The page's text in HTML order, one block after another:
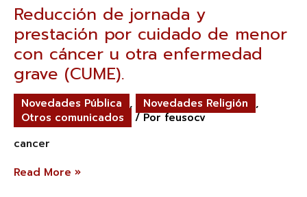
Reducción de jornada y
prestación por cuidado de menor
con cáncer u otra enfermedad
grave (CUME).
Novedades Pública , Novedades Religión ,
Otros comunicados
/ Porfeusocv
cancer
Read More »